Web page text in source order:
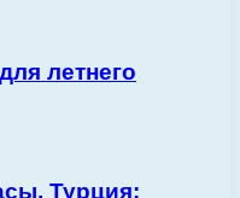
летнего
Турция: